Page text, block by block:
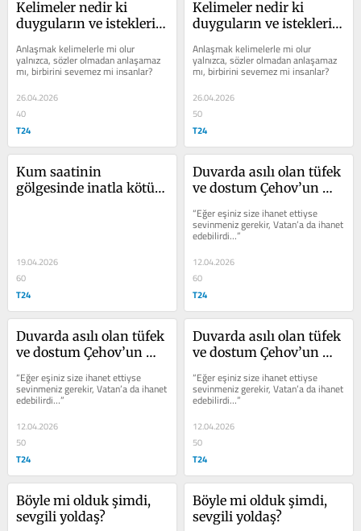
Kelimeler nedir ki
duyguların ve isteklerin
Anlaşmak kelimelerle mi olur
yalnızca, sözler olmadan anlaşamaz
mı, birbirini sevemez mi insanlar?
26.04.2026
40
T24
Kelimeler nedir ki
duyguların ve isteklerin
Anlaşmak kelimelerle mi olur
yalnızca, sözler olmadan anlaşamaz
mı, birbirini sevemez mi insanlar?
26.04.2026
50
T24
Kum saatinin
gölgesinde inatla kötü
19.04.2026
60
T24
Duvarda asılı olan tüfek
ve dostum Çehov’un
“Eğer eşiniz size ihanet ettiyse
sevinmeniz gerekir, Vatan’a da ihanet
edebilirdi…”
12.04.2026
60
T24
Duvarda asılı olan tüfek
ve dostum Çehov’un
“Eğer eşiniz size ihanet ettiyse
sevinmeniz gerekir, Vatan’a da ihanet
edebilirdi…”
12.04.2026
50
T24
Duvarda asılı olan tüfek
ve dostum Çehov’un
“Eğer eşiniz size ihanet ettiyse
sevinmeniz gerekir, Vatan’a da ihanet
edebilirdi…”
12.04.2026
50
T24
Böyle mi olduk şimdi,
sevgili yoldaş?
Böyle mi olduk şimdi,
sevgili yoldaş?